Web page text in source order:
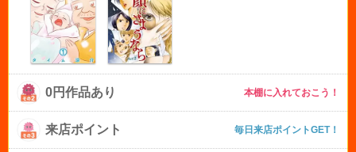
0円作品あり 本棚に入れておこう！
来店ポイント 毎日来店ポイントGET！